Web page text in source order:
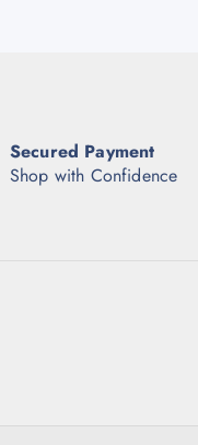
Secured Payment
Shop with Confidence